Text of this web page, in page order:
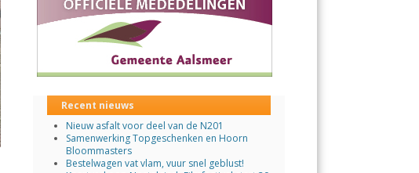
Recent nieuws
Nieuw asfalt voor deel van de N201
Samenwerking Topgeschenken en Hoorn
Bloommasters
Bestelwagen vat vlam, vuur snel geblust!